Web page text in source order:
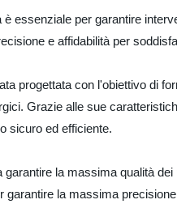
essenziale per garantire
e affidabilità per
progettata con l'obiettivo di
Grazie alle sue
sicuro ed efficiente.
la massima qualità
garantire la massima